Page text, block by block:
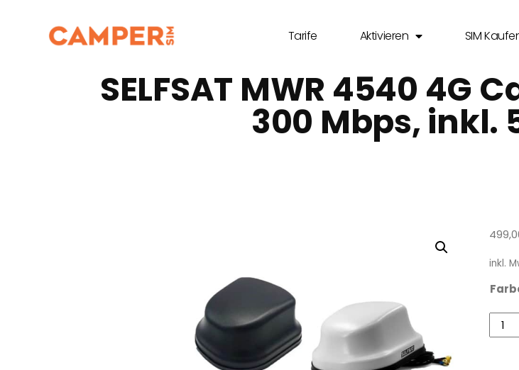
Tarife Aktivieren SIM
SELFSAT MWR 4540 4G
300 Mbps, inkl.
inkl.